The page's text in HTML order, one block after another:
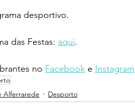
desportivo.
das Festas: aqui.
no Facebook e Instagram
Alferrarede Desporto